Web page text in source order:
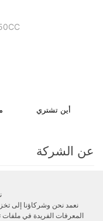
أين تشتري
عن الشركة
نعمد نحن وشركاؤنا إلى
المعرفات الفريدة في ملفات